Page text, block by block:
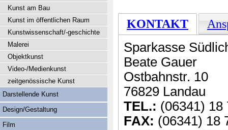
KONTAKT
Sparkasse
Beate Gauer
Ostbahnstr. 10
76829 Landau
TEL.: (06341) 18
FAX: (06341) 18
Kunst am Bau
Kunst im öffentlichen Raum
Kunstwissenschaft/-geschichte
Malerei
Objektkunst
Video-/Medienkunst
zeitgenössische Kunst
Darstellende Kunst
Design/Gestaltung
Film